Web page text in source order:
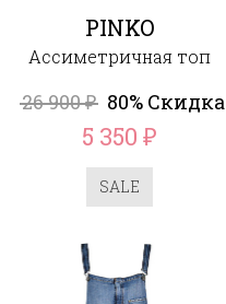
PINKO
Ассиметричная топ
26 900₽ 80% Скидка
5 350₽
SALE